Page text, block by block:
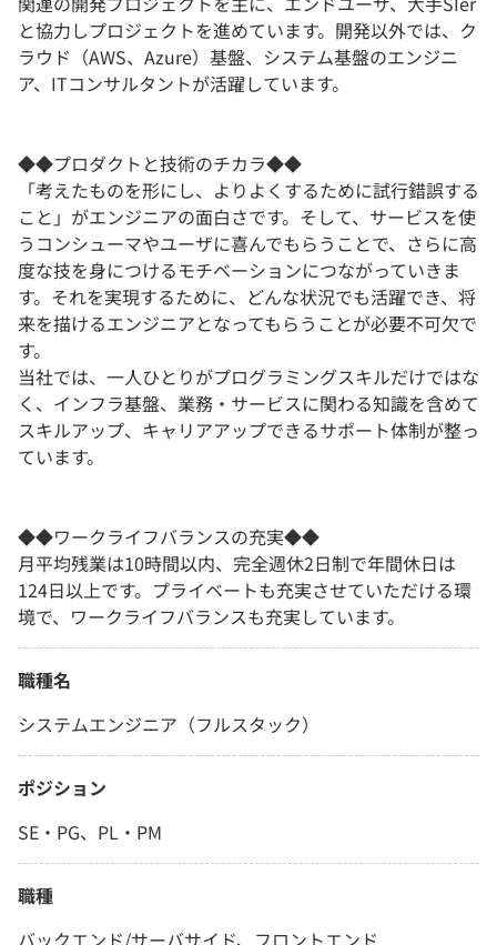
と協力しプロジェクトを進めています。開発以外では、ク
ラウド（AWS、Azure）基盤、システム基盤のエンジニ
ア、ITコンサルタントが活躍しています。
◆◆プロダクトと技術のチカラ◆◆
「考えたものを形にし、よりよくするために試行錯誤する
こと」がエンジニアの面白さです。そして、サービスを使
うコンシューマやユーザに喜んでもらうことで、さらに高
度な技を身につけるモチベーションにつながっていきま
す。それを実現するために、どんな状況でも活躍でき、将
来を描けるエンジニアとなってもらうことが必要不可欠で
す。
当社では、一人ひとりがプログラミングスキルだけではな
く、インフラ基盤、業務・サービスに関わる知識を含めて
スキルアップ、キャリアアップできるサポート体制が整っ
ています。
◆◆ワークライフバランスの充実◆◆
月平均残業は10時間以内、完全週休2日制で年間休日は
124日以上です。プライベートも充実させていただける環
境で、ワークライフバランスも充実しています。
職種名
システムエンジニア（フルスタック）
ポジション
SE・PG、PL・PM
職種